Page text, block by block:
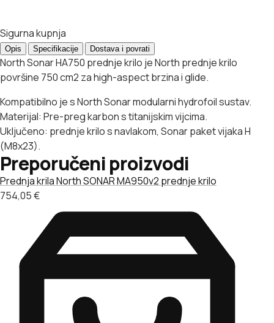
Sigurna kupnja
Opis Specifikacije Dostava i povrati
North Sonar HA750 prednje krilo je North prednje krilo
površine 750 cm2 za high-aspect brzina i glide.
Kompatibilno je s North Sonar modularni hydrofoil sustav.
Materijal: Pre-preg karbon s titanijskim vijcima.
Uključeno: prednje krilo s navlakom, Sonar paket vijaka H
(M8x23).
Preporučeni proizvodi
Prednja krilaNorth SONAR MA950v2 prednje krilo
754,05€